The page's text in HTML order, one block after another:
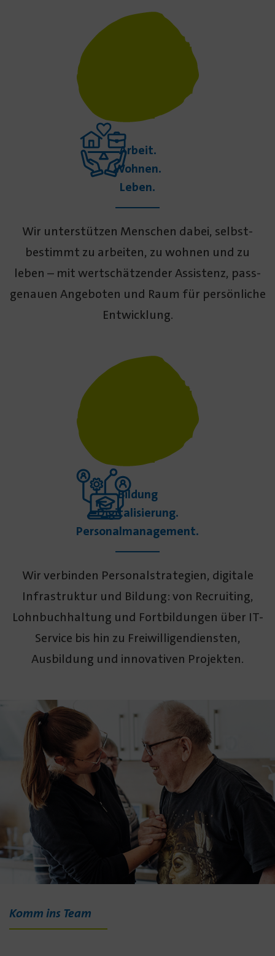
Arbeit.
Wohnen.
Leben.
Wir unterstützen Menschen dabei, selbst­
bestimmt zu arbeiten, zu wohnen und zu
leben – mit wert­schätzender Assistenz, pass­
genauen Angeboten und Raum für persön­liche
Entwicklung.
Bildung
Digitalisierung.
Personalmanagement.
Wir verbinden Personal­strategien, digitale
Infra­struktur und Bildung: von Recruiting,
Lohn­buchhaltung und Fort­bildungen über IT-
Service bis hin zu Freiwilligen­diensten,
Ausbildung und innovativen Projekten.
Komm ins Team